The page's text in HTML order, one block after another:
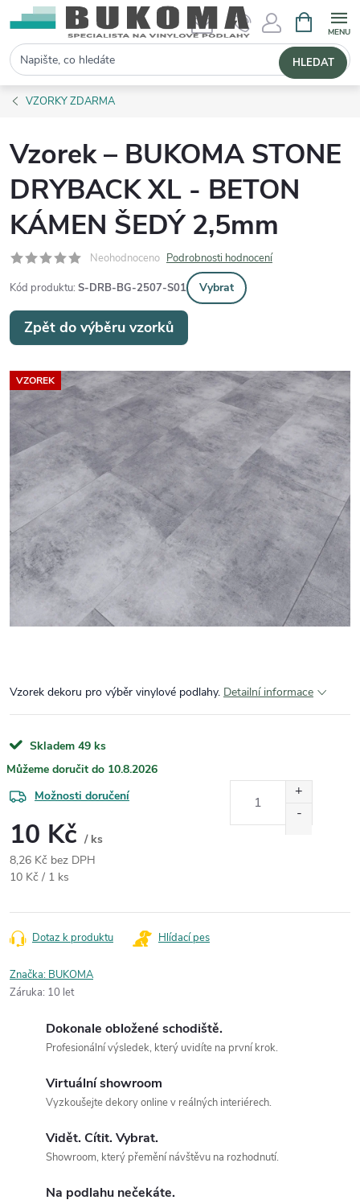
Hledat HLEDAT
VZORKY ZDARMA
Vzorek – BUKOMA STONE
DRYBACK XL - BETON
KÁMEN ŠEDÝ 2,5mm
Neohodnoceno Podrobnosti hodnocení
Kód produktu: S-DRB-BG-2507-S01 Vybrat
Zpět do výběru vzorků
VZOREK
Vzorek dekoru pro výběr vinylové podlahy. Detailní informace
Skladem 49 ks
10.8.2026
Možnosti doručení
10 Kč / ks
8,26 Kč bez DPH
Měrná cena:
10 Kč / 1 ks
Dotaz k produktu Hlídací pes
Značka: BUKOMA
Záruka: 10 let
Dokonale obložené schodiště.
Profesionální výsledek, který uvidíte na první krok.
Virtuální showroom
Vyzkoušejte dekory online v reálných interiérech.
Vidět. Cítit. Vybrat.
Showroom, který přemění návštěvu na rozhodnutí.
Na podlahu nečekáte.